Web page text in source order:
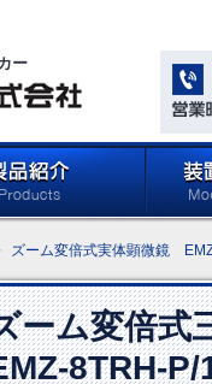
ー
学系」
Light
ズーム変倍式実体顕微鏡
ーム変倍
8TRH-P/